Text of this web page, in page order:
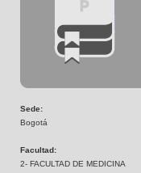
Sede:
Bogotá
Facultad:
2- FACULTAD DE MEDICINA